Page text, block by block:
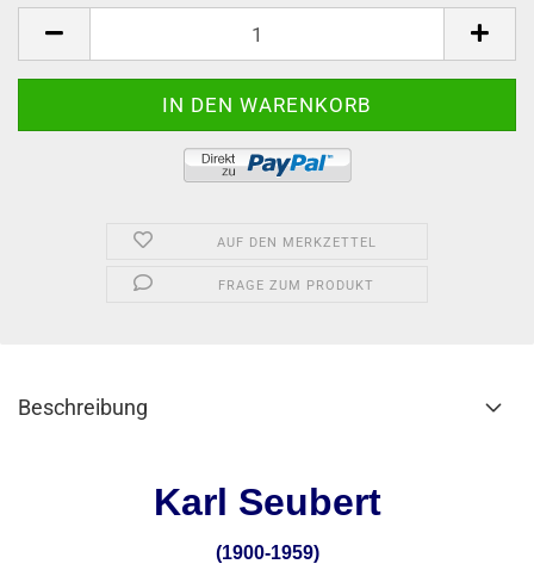
AUF DEN MERKZETTEL
FRAGE ZUM PRODUKT
Beschreibung
Karl Seubert
(1900-1959)